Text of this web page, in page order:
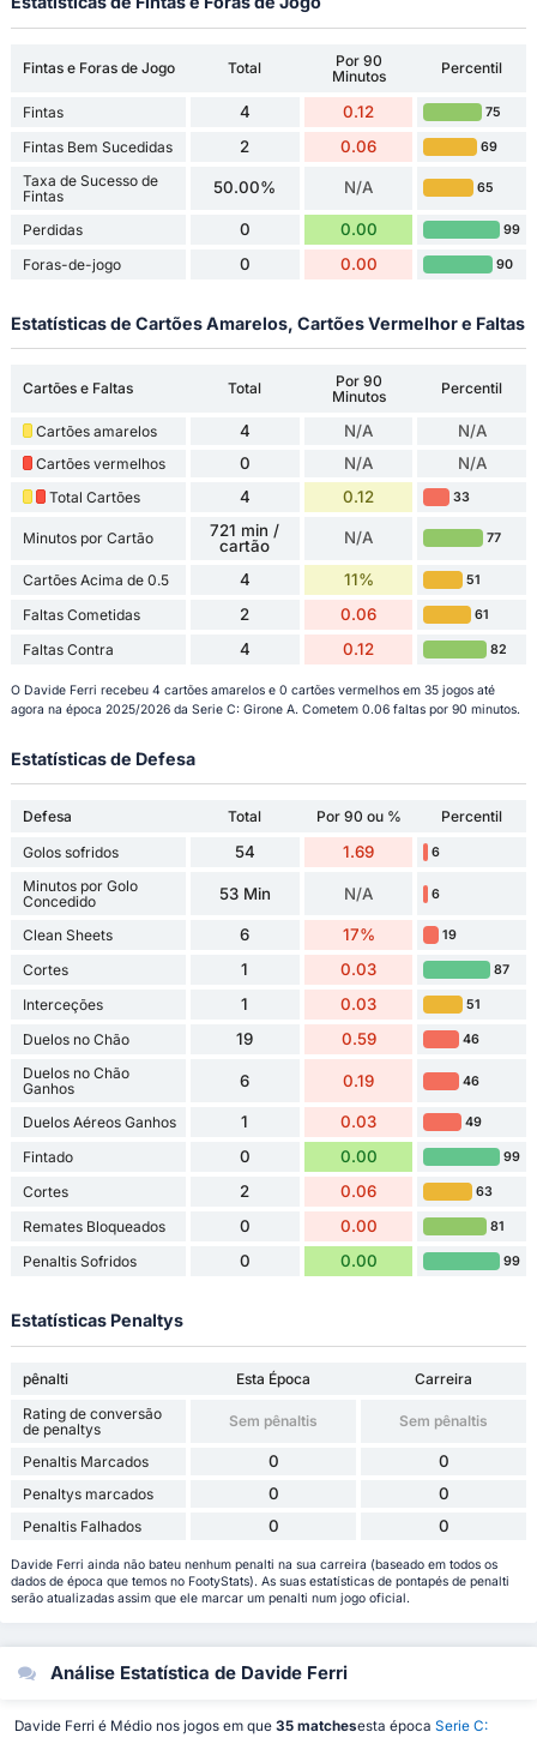
Fintas e Foras de Jogo Total
Por 90
Minutos
Percentil
Fintas 4 0.12 75
Fintas Bem Sucedidas 2 0.06 69
Taxa de Sucesso de
Fintas
50.00% N/A 65
Perdidas 0 0.00 99
Foras-de-jogo 0 0.00 90
Estatísticas de Cartões Amarelos, Cartões Vermelhor e Faltas
Cartões e Faltas Total
Por 90
Minutos
Percentil
Cartões amarelos 4 N/A N/A
Cartões vermelhos 0 N/A N/A
Total Cartões 4 0.12 33
Minutos por Cartão
721 min /
cartão
N/A 77
Cartões Acima de 0.5 4 11% 51
Faltas Cometidas 2 0.06 61
Faltas Contra 4 0.12 82
O Davide Ferri recebeu 4 cartões amarelos e 0 cartões vermelhos em 35 jogos até
agora na época 2025/2026 da Serie C: Girone A. Cometem 0.06 faltas por 90 minutos.
Estatísticas de Defesa
Defesa Total Por 90 ou %
Percentil
Golos sofridos
54 1.69 6
Minutos por Golo
Concedido
53 Min N/A 6
Clean Sheets 6 17% 19
Cortes 1 0.03 87
Interceções 1 0.03 51
Duelos no Chão 19 0.59 46
Duelos no Chão
Ganhos
6 0.19 46
Duelos Aéreos Ganhos 1 0.03 49
Fintado 0 0.00 99
Cortes 2 0.06 63
Remates Bloqueados 0 0.00 81
Penaltis Sofridos 0 0.00 99
Estatísticas Penaltys
pênalti Esta Época
Carreira
Rating de conversão
de penaltys
Sem pênaltis Sem pênaltis
Penaltis Marcados 0 0
Penaltys marcados 0 0
Penaltis Falhados 0 0
Davide Ferri ainda não bateu nenhum penalti na sua carreira (baseado em todos os
dados de época que temos no FootyStats). As suas estatísticas de pontapés de penalti
serão atualizadas assim que ele marcar um penalti num jogo oficial.
Análise Estatística de Davide Ferri
Davide Ferri é Médio nos jogos em que 35 matchesesta época Serie C: